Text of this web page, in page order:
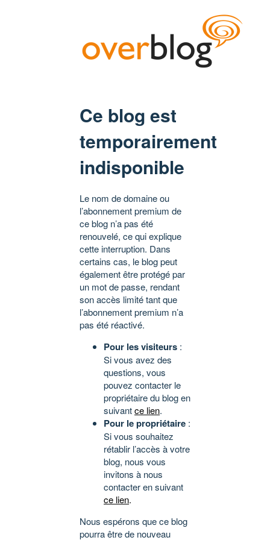
Ce blog est
temporairement
indisponible
Le nom de domaine ou
l’abonnement premium de
ce blog n’a pas été
renouvelé, ce qui explique
cette interruption. Dans
certains cas, le blog peut
également être protégé par
un mot de passe, rendant
son accès limité tant que
l’abonnement premium n’a
pas été réactivé.
Pour les visiteurs :
Si vous avez des
questions, vous
pouvez contacter le
propriétaire du blog en
suivantce lien.
Pour le propriétaire :
Si vous souhaitez
rétablir l’accès à votre
blog, nous vous
invitons à nous
contacter en suivant
ce lien.
Nous espérons que ce blog
pourra être de nouveau